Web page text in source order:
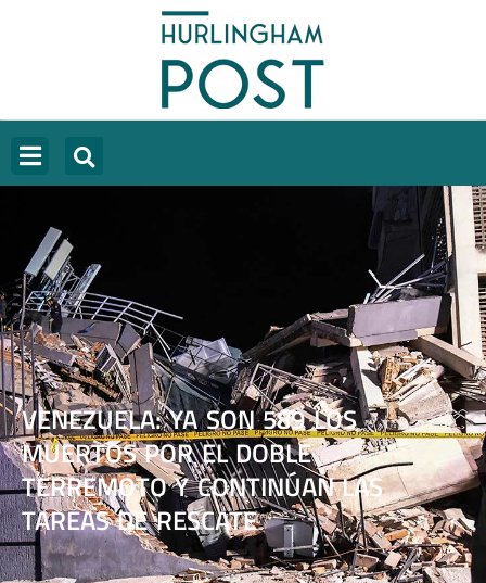
VENEZUELA: YA SON 589 LOS
MUERTOS POR EL DOBLE
TERREMOTO Y CONTINÚAN LAS
TAREAS DE RESCATE